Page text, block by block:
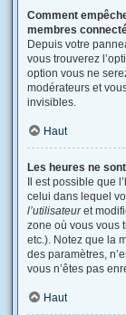
Comment
membres
Depuis votre
vous trouverez
option vous ne
modérateurs et
invisibles.
Haut
Les heures ne
Il est possible que
celui dans lequel
l’utilisateuret
zone où vous vous
etc.). Notez que la
des paramètres,
vous n’êtes pas
Haut